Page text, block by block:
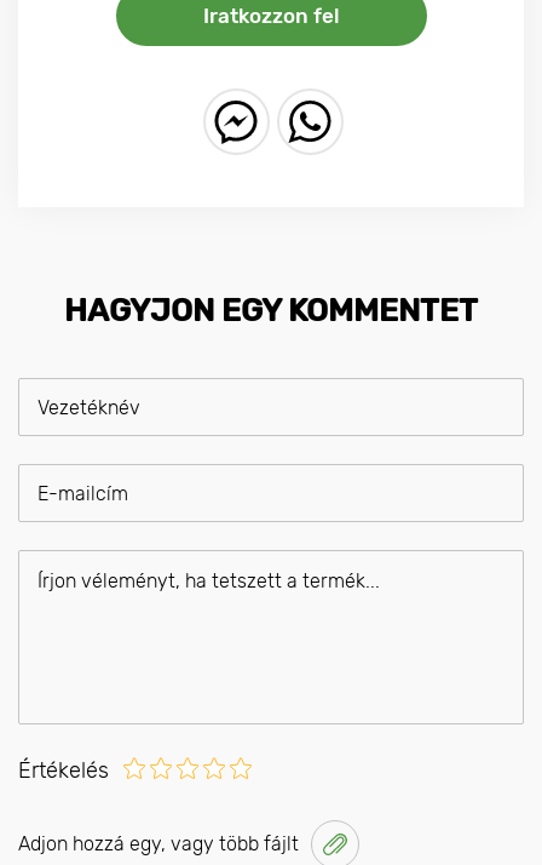
Iratkozzon fel
HAGYJON EGY KOMMENTET
Értékelés
Adjon hozzá egy, vagy több fájlt